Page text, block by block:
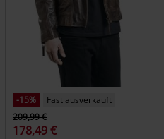
-15%
Fast ausverkauft
209,99 €
178,49 €